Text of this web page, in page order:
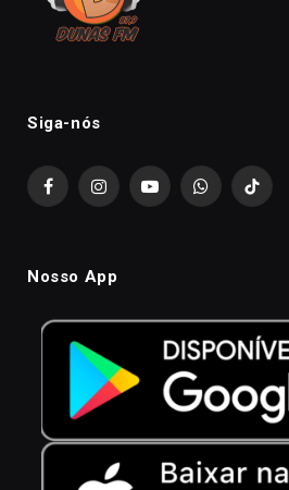
Siga-nós
FacebookInstagramYouTubeWhatsAppTikTok
Nosso App